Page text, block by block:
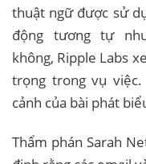
thuật ngữ được sử
động tương tự
không, Ripple Labs
trọng trong vụ
cảnh của bài phát
Thẩm phán Sarah